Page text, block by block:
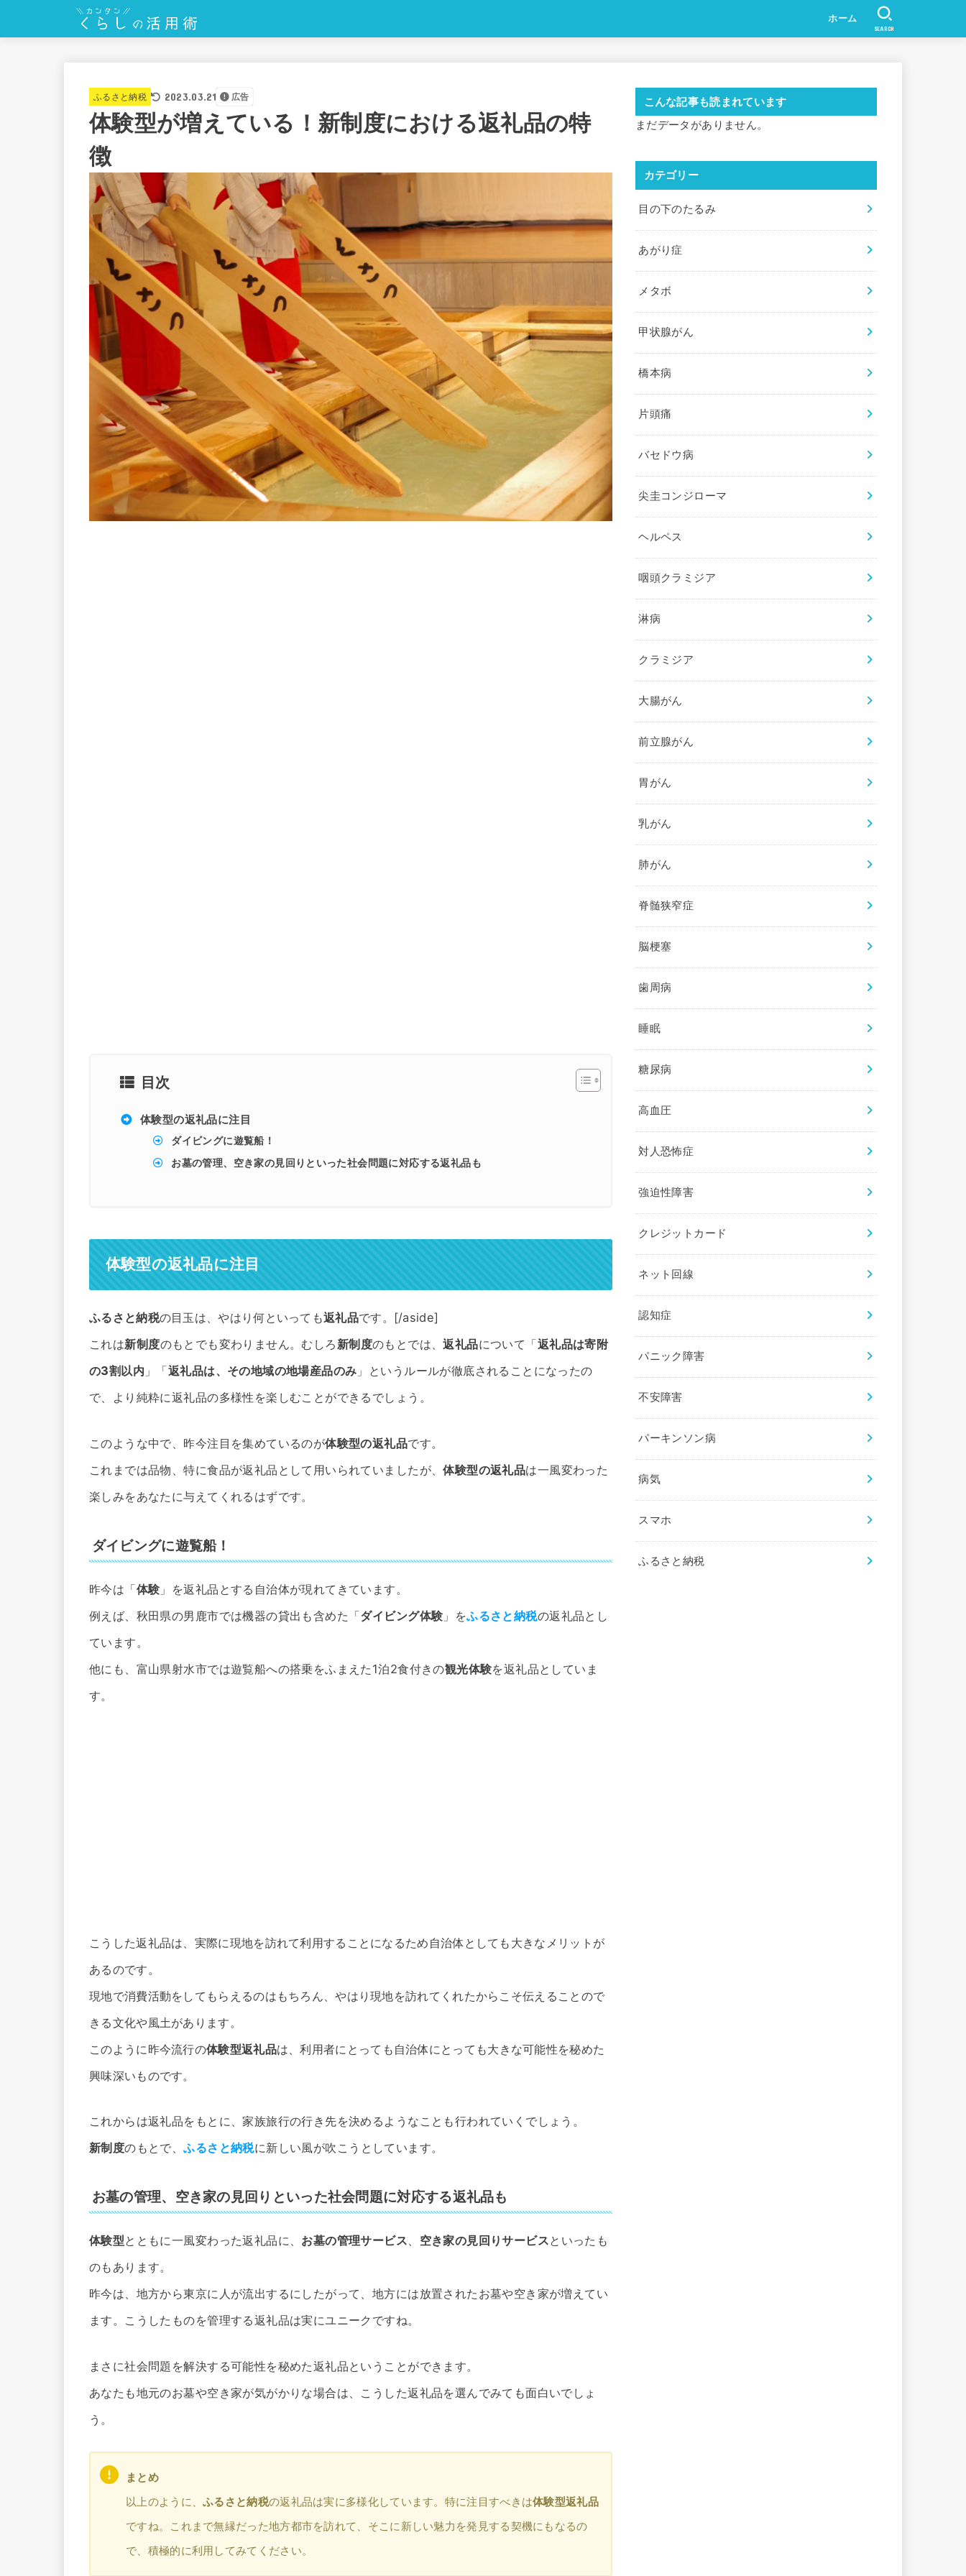
ホーム
SEARCH
ふるさと納税 2023.03.21 広告
体験型が増えている！新制度における返礼品の特
徴
目次
体験型の返礼品に注目
ダイビングに遊覧船！
お墓の管理、空き家の見回りといった社会問題に対応する返礼品も
体験型の返礼品に注目
ふるさと納税の目玉は、やはり何といっても返礼品です。[/aside]
これは新制度のもとでも変わりません。むしろ新制度のもとでは、返礼品について「返礼品は寄附
の3割以内 」「返礼品は、その地域の地場産品のみ 」というルールが徹底されることになったの
で、より純粋に返礼品の多様性を楽しむことができるでしょう。
このような中で、昨今注目を集めているのが体験型の返礼品です。
これまでは品物、特に食品が返礼品として用いられていましたが、体験型の返礼品は一風変わった
楽しみをあなたに与えてくれるはずです。
ダイビングに遊覧船！
昨今は「体験 」を返礼品とする自治体が現れてきています。
例えば、秋田県の男鹿市では機器の貸出も含めた「ダイビング体験 」をふるさと納税の返礼品とし
ています。
他にも、富山県射水市では遊覧船への搭乗をふまえた1泊2食付きの観光体験を返礼品としていま
す。
こうした返礼品は、実際に現地を訪れて利用することになるため自治体としても大きなメリットが
あるのです。
現地で消費活動をしてもらえるのはもちろん、やはり現地を訪れてくれたからこそ伝えることので
きる文化や風土があります。
このように昨今流行の体験型返礼品は、利用者にとっても自治体にとっても大きな可能性を秘めた
興味深いものです。
これからは返礼品をもとに、家族旅行の行き先を決めるようなことも行われていくでしょう。
新制度のもとで、ふるさと納税に新しい風が吹こうとしています。
お墓の管理、空き家の見回りといった社会問題に対応する返礼品も
体験型とともに一風変わった返礼品に、 お墓の管理サービス、 空き家の見回りサービスといったも
のもあります。
昨今は、地方から東京に人が流出するにしたがって、地方には放置されたお墓や空き家が増えてい
ます。こうしたものを管理する返礼品は実にユニークですね。
まさに社会問題を解決する可能性を秘めた返礼品ということができます。
あなたも地元のお墓や空き家が気がかりな場合は、こうした返礼品を選んでみても面白いでしょ
う。
まとめ
以上のように、ふるさと納税の返礼品は実に多様化しています。特に注目すべきは体験型返礼品
ですね。これまで無縁だった地方都市を訪れて、そこに新しい魅力を発見する契機にもなるの
で、積極的に利用してみてください。
こんな記事も読まれています
まだデータがありません。
カテゴリー
目の下のたるみ
あがり症
メタボ
甲状腺がん
橋本病
片頭痛
バセドウ病
尖圭コンジローマ
ヘルペス
咽頭クラミジア
淋病
クラミジア
大腸がん
前立腺がん
胃がん
乳がん
肺がん
脊髄狭窄症
脳梗塞
歯周病
睡眠
糖尿病
高血圧
対人恐怖症
強迫性障害
クレジットカード
ネット回線
認知症
パニック障害
不安障害
パーキンソン病
病気
スマホ
ふるさと納税